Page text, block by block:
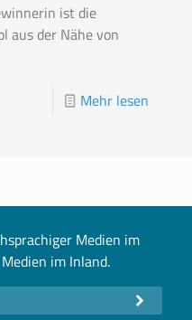
ist die
aus der Nähe von
Mehr lesen
Medien im
im Inland.